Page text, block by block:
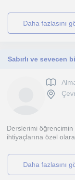
daha fazlasını
Derslerimi öğrencimin
ihtiyaçlarına özel
daha fazlasını